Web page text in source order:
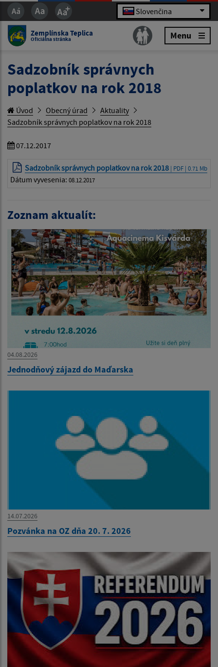
Slovenčina
Zemplínska Teplica
Oficiálna stránka Menu
Sadzobník správnych
poplatkov na rok 2018
Úvod Obecný úrad
Aktuality
Sadzobník správnych poplatkov na rok 2018
07.12.2017
Sadzobník správnych poplatkov na rok 2018 | PDF | 0.71 Mb
Dátum vyvesenia: 08.12.2017
Zoznam aktualít:
04.08.2026
Jednodňový zájazd do Maďarska
14.07.2026
Pozvánka na OZ dňa 20. 7. 2026